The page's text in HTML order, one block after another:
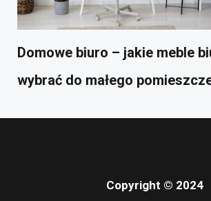
Domowe biuro – jakie meble
wybrać do małego
Copyright © 2024